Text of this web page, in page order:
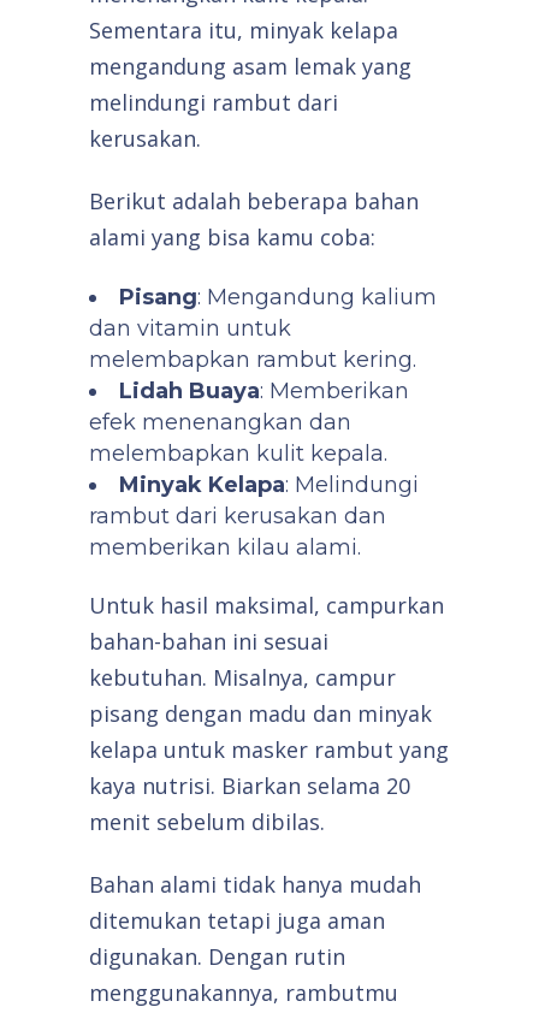
Sementara itu, minyak kelapa
mengandung asam lemak yang
melindungi rambut dari
kerusakan.
Berikut adalah beberapa bahan
alami yang bisa kamu coba:
Pisang: Mengandung kalium
dan vitamin untuk
melembapkan rambut kering.
Lidah Buaya: Memberikan
efek menenangkan dan
melembapkan kulit kepala.
Minyak Kelapa: Melindungi
rambut dari kerusakan dan
memberikan kilau alami.
Untuk hasil maksimal, campurkan
bahan-bahan ini sesuai
kebutuhan. Misalnya, campur
pisang dengan madu dan minyak
kelapa untuk masker rambut yang
kaya nutrisi. Biarkan selama 20
menit sebelum dibilas.
Bahan alami tidak hanya mudah
ditemukan tetapi juga aman
digunakan. Dengan rutin
menggunakannya, rambutmu